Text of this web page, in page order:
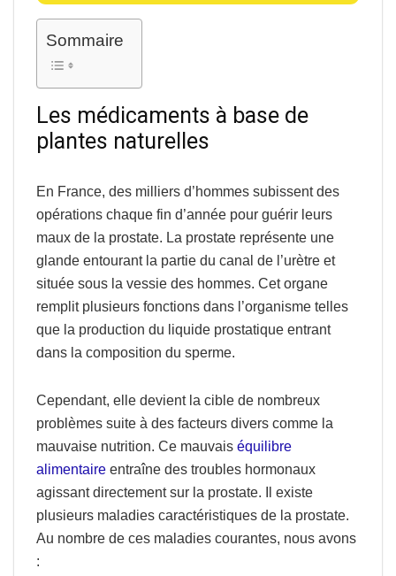
Sommaire
Les médicaments à base de
plantes naturelles
En France, des milliers d’hommes subissent des
opérations chaque fin d’année pour guérir leurs
maux de la prostate. La prostate représente une
glande entourant la partie du canal de l’urètre et
située sous la vessie des hommes. Cet organe
remplit plusieurs fonctions dans l’organisme telles
que la production du liquide prostatique entrant
dans la composition du sperme.
Cependant, elle devient la cible de nombreux
problèmes suite à des facteurs divers comme la
mauvaise nutrition. Ce mauvais équilibre
alimentaire entraîne des troubles hormonaux
agissant directement sur la prostate. Il existe
plusieurs maladies caractéristiques de la prostate.
Au nombre de ces maladies courantes, nous avons
: